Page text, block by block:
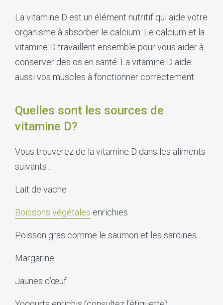
La vitamine D est un élément nutritif qui aide votre
organisme à absorber le calcium. Le calcium et la
vitamine D travaillent ensemble pour vous aider à
conserver des os en santé. La vitamine D aide
aussi vos muscles à fonctionner correctement.
Quelles sont les sources de
vitamine D?
Vous trouverez de la vitamine D dans les aliments
suivants :
Lait de vache
Boissons végétales enrichies
Poisson gras comme le saumon et les sardines
Margarine
Jaunes d’œuf